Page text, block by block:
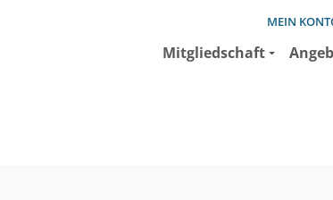
MEIN
Mitgliedschaft